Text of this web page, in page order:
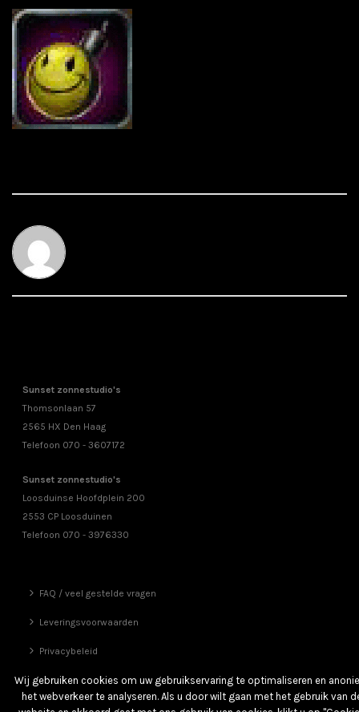
Sunset zonnestudio's
Thomsonlaan 57
2565 HX Den Haag
Telefoon 070 - 3607172
Sunset zonnestudio's
Loosduinse Hoofdplein 200
2553 CP Loosduinen
Telefoon 070 - 3976330
FAQ / veel gestelde vragen
Leveringsvoorwaarden
Privacybeleid
Vrienden
Wij gebruiken cookies om uw gebruikservaring te optimaliseren en
het webverkeer te analyseren. Als u door wilt gaan met het gebruik van